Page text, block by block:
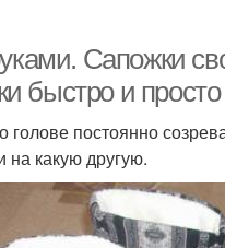
Сапожки
быстро и
голове постоянно
какую другую.